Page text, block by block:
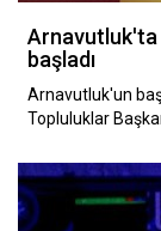
Arnavutluk'ta
başladı
Arnavutluk'un
Topluluklar